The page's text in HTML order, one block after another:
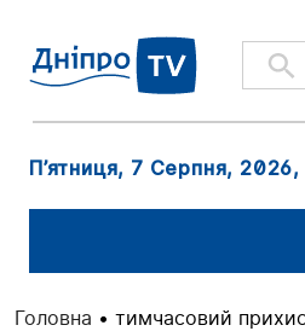
П’ятниця, 7 Серпня, 2026,
Головна • тимчасовий